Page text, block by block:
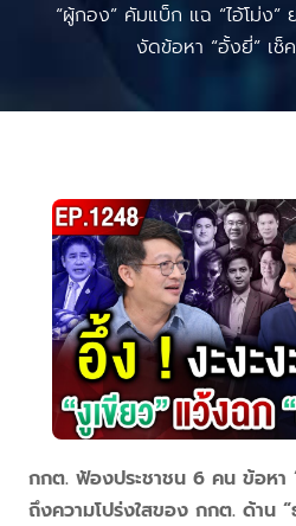
“ผู้กอง” คัมแบ็ก แฉ “ไอ้โม่ง”
งัดข้อหา “อั้งยี่” เ
กกต. ฟ้องประชาชน 6 คน ข้อหา
ถึงความโปร่งใสของ กกต. ด้าน